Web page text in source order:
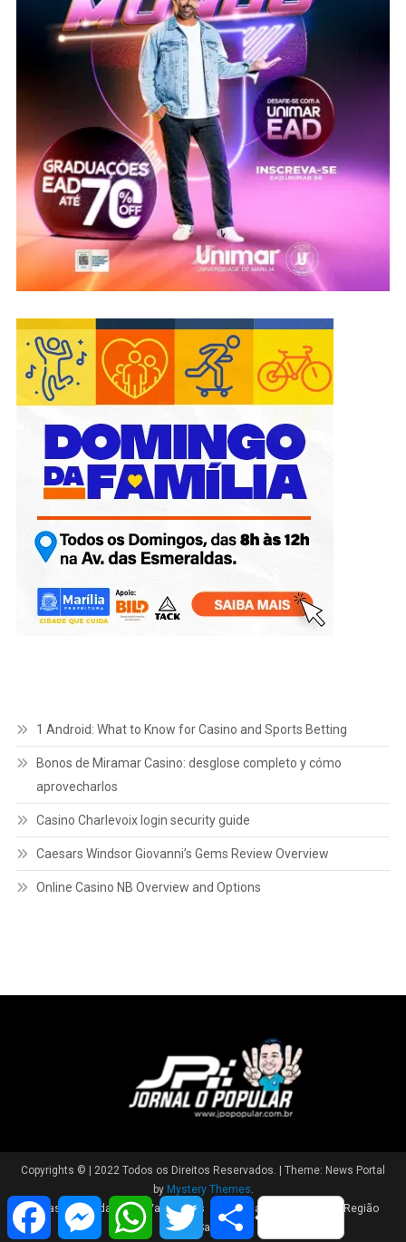
1 Android: What to Know for Casino and Sports Betting
Bonos de Miramar Casino: desglose completo y cómo
aprovecharlos
Casino Charlevoix login security guide
Caesars Windsor Giovanni’s Gems Review Overview
Online Casino NB Overview and Options
Copyrights © | 2022 Todos os Direitos Reservados. | Theme: News Portal
by Mystery Themes
Brasil
Cidade Variedades Polícia
Região
Saúde
FacebookMessengerWhatsAppTwitter Share